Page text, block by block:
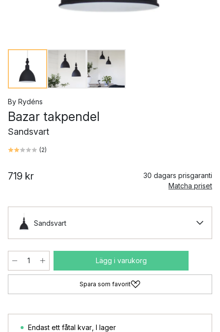
By Rydéns
Bazar takpendel
Sandsvart
(2)
719 kr
30 dagars prisgaranti
Matcha priset
Sandsvart
Lägg i varukorg
Spara som favorit
Endast ett fåtal kvar I lager